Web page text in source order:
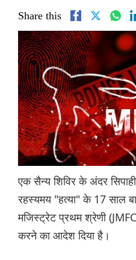
Share this
एक सैन्य शिविर के अंदर
रहस्यमय "हत्या" के 17 साल
मजिस्ट्रेट प्रथम श्रेणी
करने का आदेश दिया है।